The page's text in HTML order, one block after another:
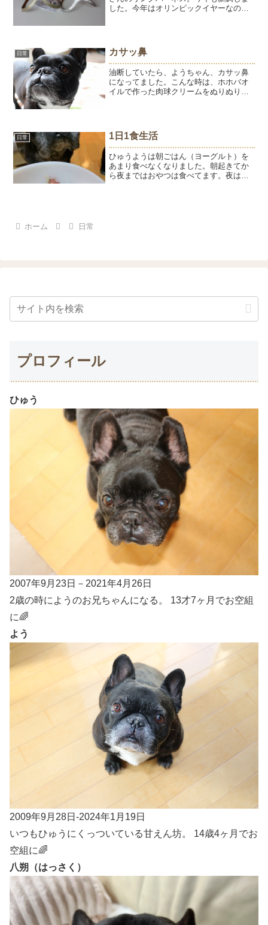
した。今年はオリンピックイヤーなの
昨年はひゅうシルバー、...
日常 カサッ鼻
油断していたら、ようちゃん、カサッ鼻
になってました。こんな時は、ホホバオ
イルで作った肉球クリームをぬりぬり。
るものの付けた直後に顔を...
日常 1日1食生活
ひゅうようは朝ごはん（ヨーグルト）を
あまり食べなくなりました。朝起きてか
ら夜まではおやつは食べてます。夜は手
ホーム
日常
プロフィール
ひゅう
2007年9月23日－2021年4月26日
2歳の時にようのお兄ちゃんになる。 13才7ヶ月でお空組
に🌈
よう
2009年9月28日-2024年1月19日
いつもひゅうにくっついている甘えん坊。 14歳4ヶ月でお
空組に🌈
八朔（はっさく）